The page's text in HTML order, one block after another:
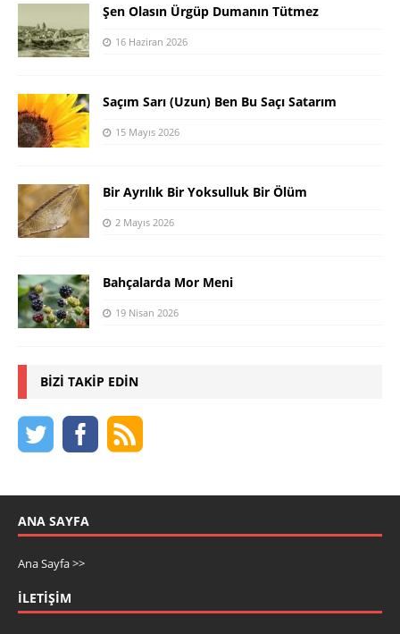
Şen Olasın Ürgüp Dumanın Tütmez
16 Haziran 2026
Saçım Sarı (Uzun) Ben Bu Saçı Satarım
15 Mayıs 2026
Bir Ayrılık Bir Yoksulluk Bir Ölüm
2 Mayıs 2026
Bahçalarda Mor Meni
19 Nisan 2026
BIZI TAKIP EDIN
ANA SAYFA
Ana Sayfa >>
İLETIŞIM